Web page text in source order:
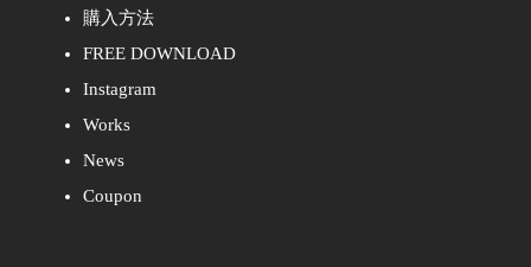
購入方法
FREE DOWNLOAD
Instagram
Works
News
Coupon